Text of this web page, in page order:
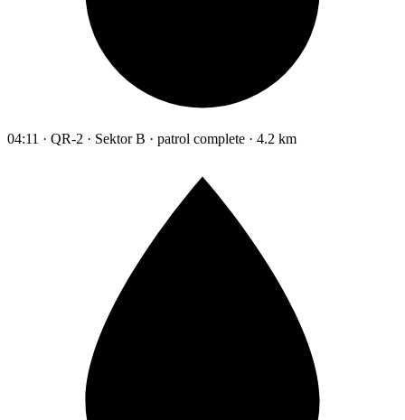
04:11 · QR-2 · Sektor B · patrol complete · 4.2 km